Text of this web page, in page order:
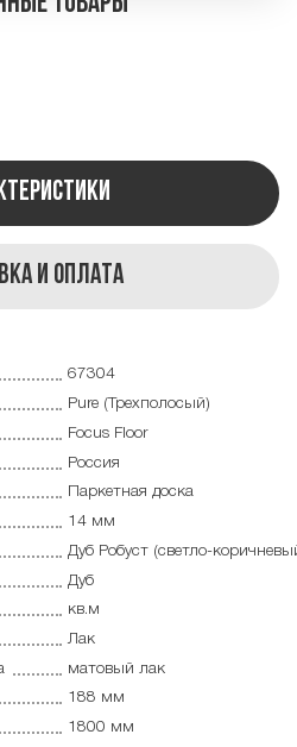
и оплата
67304
Pure (Трехполосый)
Focus Floor
Россия
Паркетная доска
14 мм
Дуб Робуст (светло-
Дуб
кв.м
Лак
матовый лак
188 мм
1800 мм